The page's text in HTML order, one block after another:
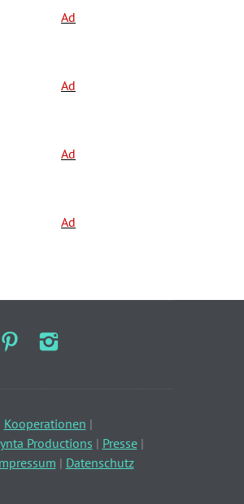
Kooperationen |
Productions | Presse|
| Datenschutz